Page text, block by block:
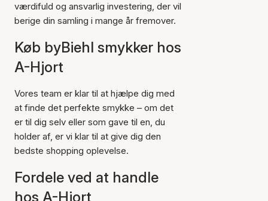
værdifuld og ansvarlig investering, der vil
berige din samling i mange år fremover.
Køb byBiehl smykker hos
A-Hjort
Vores team er klar til at hjælpe dig med
at finde det perfekte smykke – om det
er til dig selv eller som gave til en, du
holder af, er vi klar til at give dig den
bedste shopping oplevelse.
Fordele ved at handle
hos A-Hjort